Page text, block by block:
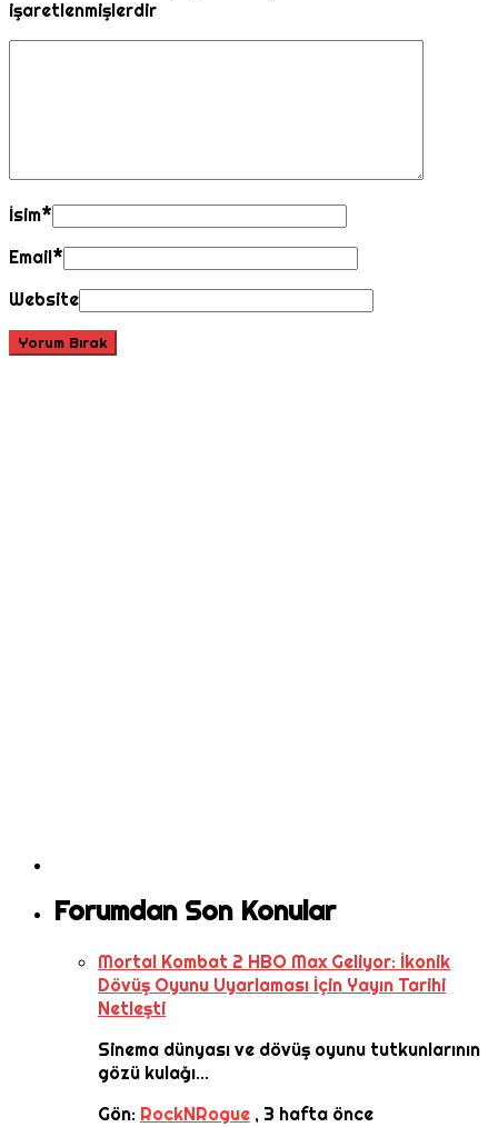
işaretlenmişlerdir
İsim*
Email*
Website
Forumdan Son Konular
Mortal Kombat 2 HBO Max Geliyor: İkonik
Dövüş Oyunu Uyarlaması İçin Yayın Tarihi
Netleşti
Sinema dünyası ve dövüş oyunu tutkunlarının
gözü kulağı...
Gön: RockNRogue , 3 hafta önce